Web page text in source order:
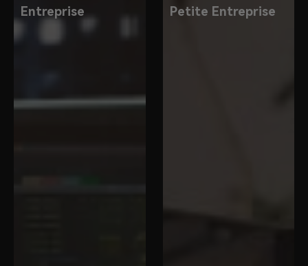
Entreprise Petite Entreprise